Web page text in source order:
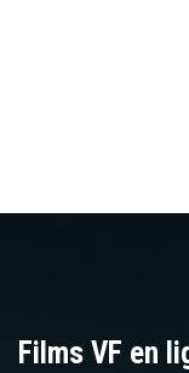
Films VF en